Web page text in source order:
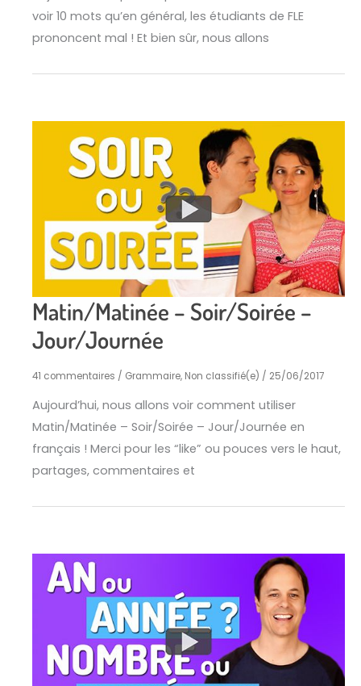
voir 10 mots qu’en général, les étudiants de FLE
prononcent mal ! Et bien sûr, nous allons
Matin/Matinée – Soir/Soirée –
Jour/Journée
41 commentaires / Grammaire, Non classifié(e) / 25/06/2017
Aujourd’hui, nous allons voir comment utiliser
Matin/Matinée – Soir/Soirée – Jour/Journée en
français ! Merci pour les “like” ou pouces vers le haut,
partages, commentaires et